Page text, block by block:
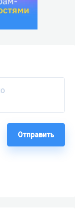
Отправить